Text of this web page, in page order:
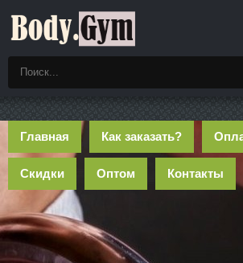
Главная Как заказать?
Скидки Оптом Контакты